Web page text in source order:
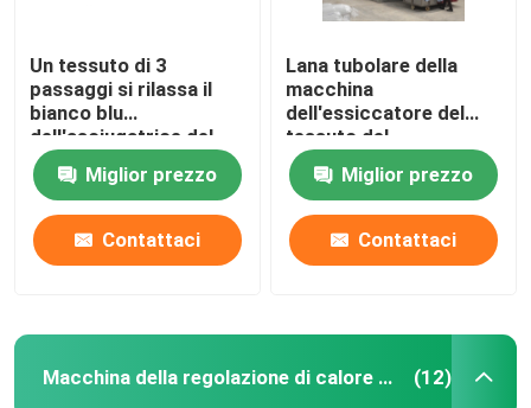
Un tessuto di 3
passaggi si rilassa il
bianco blu
dell'asciugatrice del
tessuto
dell'essiccatore
Miglior prezzo
Contattaci
Lana tubolare della
macchina
dell'essiccatore del
tessuto del
riscaldamento a gas
pre asciugatrice
50m/Min
Miglior prezzo
Contattaci
Macchina della regolazione di calore del tessuto (12)